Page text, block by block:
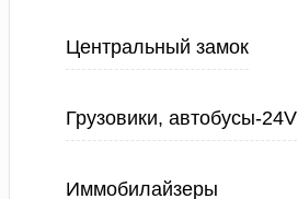
Центральный замок
Грузовики, автобусы-24V
Иммобилайзеры